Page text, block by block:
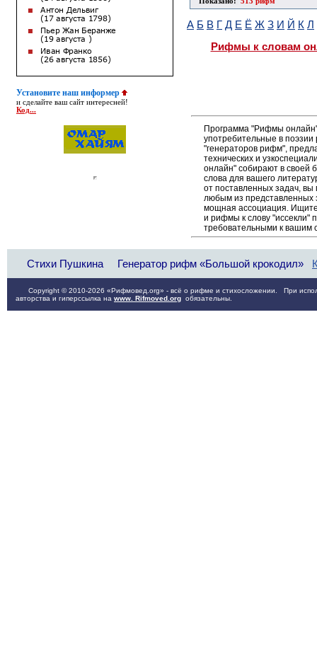
Установите наш информер
и сделайте ваш сайт интересней!
Код...
А Б В Г Д Е Ё Ж З И Й К Л
Рифмы к словам
Программа "Рифмы
употребительные в
"генераторов рифм",
технических и
онлайн" собирают в своей
слова для вашего
от поставленных задач,
любым из
мощная ассоциация. Ищите
и рифмы к слову "иссекли"
требовательными к вашим
Стихи Пушкина Генератор рифм «Большой крокодил»
Copyright © 2010-2026 «Рифмовед.org» - всё о рифме и стихосложении. При
авторства и гиперссылка на www. Rifmoved.org обязательны.